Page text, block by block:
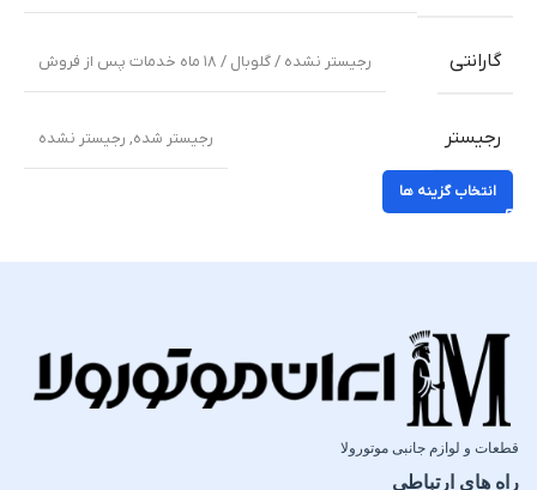
گارانتی رجیستر نشده / گلوبال / ۱۸ ماه خدمات پس از فروش
رجیستر رجیستر شده, رجیستر نشده
انتخاب گزینه ها
قطعات و لوازم جانبی موتورولا
راه های ارتباطی